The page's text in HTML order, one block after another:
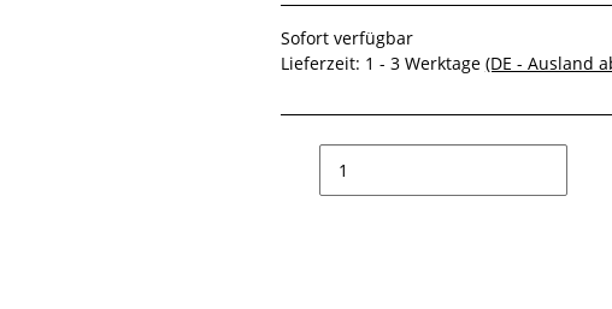
Sofort verfügbar
Lieferzeit: 1 - 3 Werktage (DE - Ausland